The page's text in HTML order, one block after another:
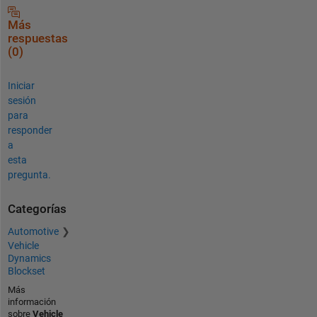
Más
respuestas
(0)
Iniciar
sesión
para
responder
a
esta
pregunta.
Categorías
Automotive
Vehicle
Dynamics
Blockset
Más
información
sobre Vehicle